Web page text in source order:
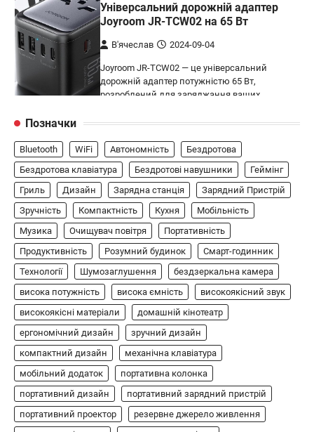
Універсальний дорожній адаптер
Joyroom JR-TCW02 на 65 Вт
В'ячеслав 2024-09-04
Joyroom JR-TCW02 — це універсальний
дорожній адаптер потужністю 65 Вт,
розроблений для заряджання ваших
5
Бездротовий контролер 8BitDo Lite
SE 2.4G для Xbox
В'ячеслав 2024-09-03
8BitDo Lite SE 2.4G — це компактний
бездротовий контролер, розроблений
спеціально для Xbox. Завдяки своєму…
1
АУДІО КОЛОНКИ
Бездротова колонка LG XBOOM Go
XG2T
В'ячеслав 2024-09-07
LG XBOOM Go XG2T — це компактна
бездротова колонка, яка поєднує в собі
потужний звук…
ЗАРЯДНІ ПРИСТРОЇ
Портативна зарядна станція Yoshino
Позначки
Bluetooth WiFi Автономність
Бездротова
Бездротова клавіатура
Бездротові навушники
Геймінг
Гриль
Дизайн Зарядна станція
Зарядний Пристрій
Зручність
Компактність Кухня
Мобільність
Музика
Очищувач повітря
Портативність
Продуктивність
Розумний будинок
Смарт-годинник
Технології
Шумозаглушення
бездзеркальна камера
висока потужність
висока ємність
високоякісний звук
високоякісні матеріали
домашній кінотеатр
ергономічний дизайн
зручний дизайн
компактний дизайн
механічна клавіатура
мобільний додаток
портативна колонка
портативний дизайн
портативний зарядний пристрій
портативний проектор
резервне джерело живлення